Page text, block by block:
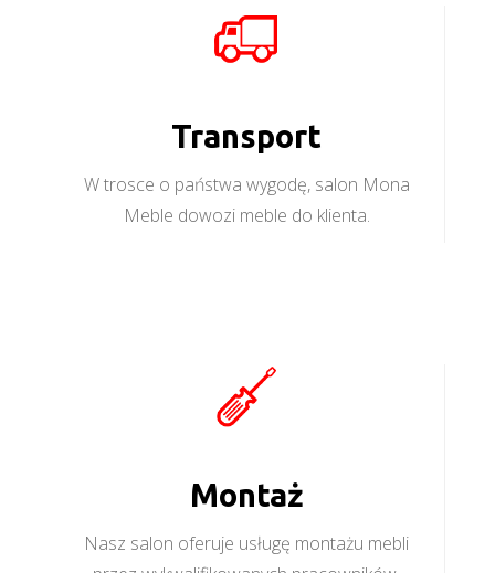
Transport
W trosce o państwa wygodę, salon Mona
Meble dowozi meble do klienta.
Montaż
Nasz salon oferuje usługę montażu mebli